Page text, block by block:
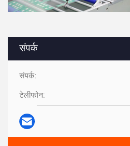
संपर्क
संपर्क:
टेलीफोन: